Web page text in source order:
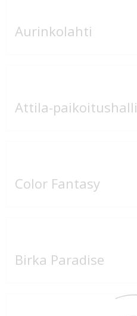
Aurinkolahti
Attila-paikoitushalli
Color Fantasy
Birka Paradise